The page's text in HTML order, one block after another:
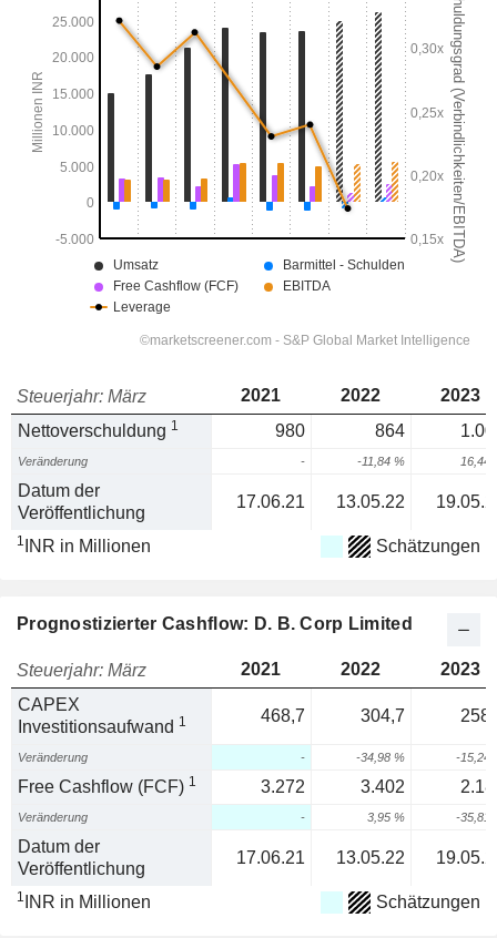
Steuerjahr: März 2021 2022
2023
Nettoverschuldung 1 980 864
Veränderung - -11,84 % 16,44
Datum der
Veröffentlichung
17.06.21 13.05.22
1 INR in Millionen Schätzungen
Prognostizierter Cashflow: D. B. Corp Limited
Steuerjahr: März 2021 2022
2023
CAPEX
Investitionsaufwand 1 468,7 304,7
Veränderung - -34,98 % -15,24
Free Cashflow (FCF) 1 3.272 3.402
Veränderung - 3,95 % -35,81
Datum der
Veröffentlichung
17.06.21 13.05.22
1 INR in Millionen Schätzungen